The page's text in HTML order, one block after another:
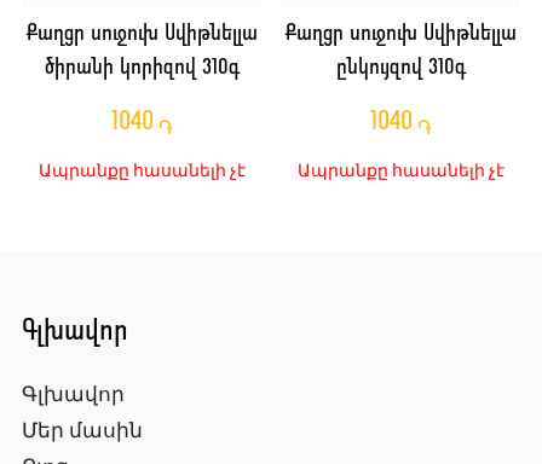
Քաղցր սուջուխ Սվիթնելլա
ծիրանի կորիզով 310գ
1040 ֏
Ապրանքը հասանելի չէ
Քաղցր սուջուխ Սվիթնելլա
ընկույզով 310գ
1040 ֏
Ապրանքը հասանելի չէ
Գլխավոր
Գլխավոր
Մեր մասին